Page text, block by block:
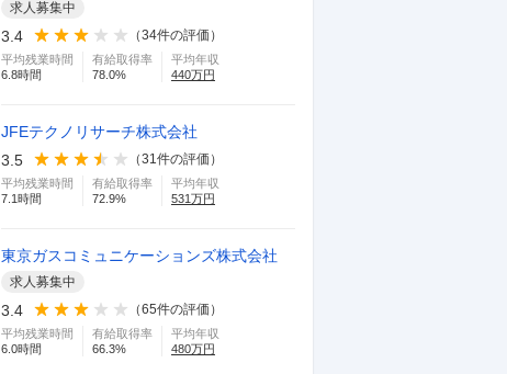
求人募集中
3.4 （34件の評価）
平均残業時間
6.8時間
有給取得率
78.0%
平均年収
440万円
JFEテクノリサーチ株式会社
3.5
（31件の評価）
平均残業時間
7.1時間
有給取得率
72.9%
平均年収
531万円
東京ガスコミュニケーションズ株式会社
求人募集中
3.4 （65件の評価）
平均残業時間
6.0時間
有給取得率
66.3%
平均年収
480万円